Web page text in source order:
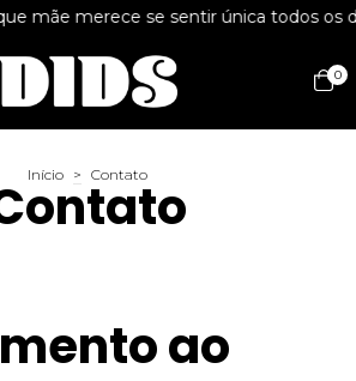
merece se sentir única todos os
0
Início > Contato
ao